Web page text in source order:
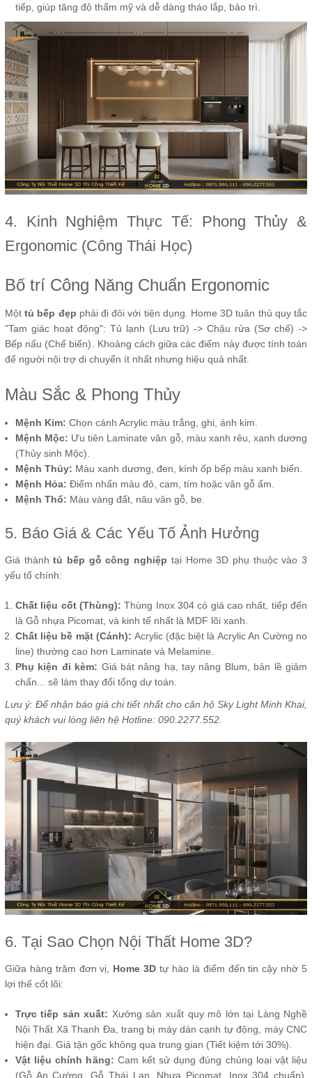
tiếp, giúp tăng độ thẩm mỹ và dễ dàng tháo lắp, bảo trì.
4. Kinh Nghiệm Thực Tế: Phong Thủy &
Ergonomic (Công Thái Học)
Bố trí Công Năng Chuẩn Ergonomic
Mộttủ bếp đẹp phải đi đôi với tiện dụng. Home 3D tuân thủ quy tắc
"Tam giác hoạt động": Tủ lạnh (Lưu trữ) -> Chậu rửa (Sơ chế) ->
Bếp nấu (Chế biến). Khoảng cách giữa các điểm này được tính toán
để người nội trợ di chuyển ít nhất nhưng hiệu quả nhất.
Màu Sắc & Phong Thủy
Mệnh Kim: Chọn cánh Acrylic màu trắng, ghi, ánh kim.
Mệnh Mộc: Ưu tiên Laminate vân gỗ, màu xanh rêu, xanh dương
(Thủy sinh Mộc).
Mệnh Thủy: Màu xanh dương, đen, kính ốp bếp màu xanh biển.
Mệnh Hỏa: Điểm nhấn màu đỏ, cam, tím hoặc vân gỗ ấm.
Mệnh Thổ: Màu vàng đất, nâu vân gỗ, be.
5. Báo Giá & Các Yếu Tố Ảnh Hưởng
Giá thànhtủ bếp gỗ công nghiệp tại Home 3D phụ thuộc vào 3
yếu tố chính:
Chất liệu cốt (Thùng): Thùng Inox 304 có giá cao nhất, tiếp đến
là Gỗ nhựa Picomat, và kinh tế nhất là MDF lõi xanh.
Chất liệu bề mặt (Cánh): Acrylic (đặc biệt là Acrylic An Cường no
line) thường cao hơn Laminate và Melamine.
Phụ kiện đi kèm: Giá bát nâng hạ, tay nâng Blum, bản lề giảm
chấn... sẽ làm thay đổi tổng dự toán.
Lưu ý: Để nhận báo giá chi tiết nhất cho căn hộ Sky Light Minh Khai,
quý khách vui lòng liên hệ Hotline: 090.2277.552.
6. Tại Sao Chọn Nội Thất Home 3D?
Giữa hàng trăm đơn vị, Home 3D tự hào là điểm đến tin cậy nhờ 5
lợi thế cốt lõi:
Trực tiếp sản xuất: Xưởng sản xuất quy mô lớn tại Làng Nghề
Nội Thất Xã Thanh Đa, trang bị máy dán cạnh tự động, máy CNC
hiện đại. Giá tận gốc không qua trung gian (Tiết kiệm tới 30%).
Vật liệu chính hãng: Cam kết sử dụng đúng chủng loại vật liệu
(Gỗ An Cường, Gỗ Thái Lan, Nhựa Picomat, Inox 304 chuẩn).